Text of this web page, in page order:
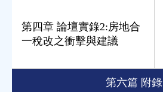
第四章 論壇實錄2:房地合
一稅改之衝擊與建議
第六篇 附錄